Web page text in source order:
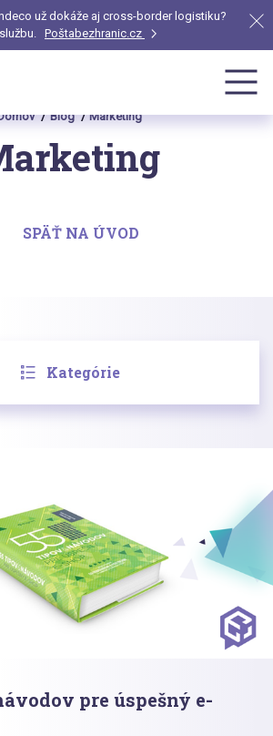
už dokáže aj cross-border logistiku?
Poštabezhranic.cz
Blog Marketing
SPÄŤ NA ÚVOD
Kategórie
pre úspešný e-